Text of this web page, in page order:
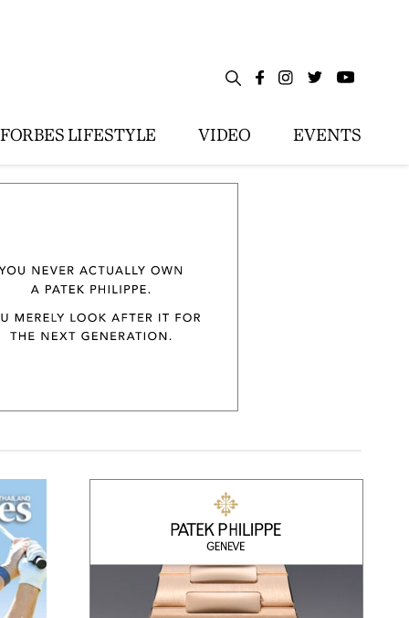
FORBES LIFESTYLE VIDEO EVENTS